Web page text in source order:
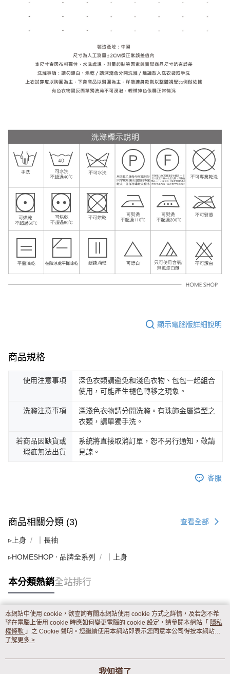
顯示電腦版詳細說明
商品規格
使用注意事項
深色衣類請避免和淺色衣物、包包一起組合
使用，可能產生褪色轉移之現象。
洗滌注意事項
深淺色衣物請分開洗滌。有珠飾金屬造型之
衣類，請單獨手洗。
若商品因缺貨或
瑕疵無法出貨
系統將直接取消訂單，恕不另行通知，敬請
見諒。
客服
商品相關分類 (3) 查看全部
▹上身 ｜長袖
▹HOMESHOP ‧ 品牌全系列 ｜上身
本分類熱銷全站排行
熱門標籤
本網站中使用 cookie，欲查詢有關本網站使用 cookie 方式之詳情，及若您不希
望在電腦上使用 cookie 時應如何變更電腦的 cookie 設定，請參閱本網站「 隱私
權條款 」之 Cookie 聲明。您繼續使用本網站即表示您同意本公司得按本網站使
用條款之 Cookie 聲明使用 cookie。
了解更多 >
我知道了